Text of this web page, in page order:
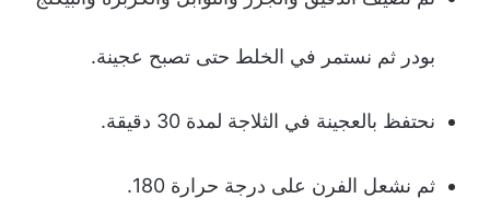
بودر ثم نستمر في الخلط حتى تصبح عجينة.
نحتفظ بالعجينة في الثلاجة لمدة 30 دقيقة.
ثم نشعل الفرن على درجة حرارة 180.